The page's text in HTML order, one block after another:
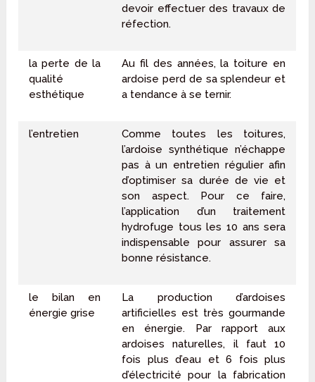
devoir effectuer des travaux de
réfection.
la perte de la
qualité
esthétique
Au fil des années, la toiture en
ardoise perd de sa splendeur et
a tendance à se ternir.
l’entretien
Comme toutes les toitures,
l’ardoise synthétique n’échappe
pas à un entretien régulier afin
d’optimiser sa durée de vie et
son aspect. Pour ce faire,
l’application d’un traitement
hydrofuge tous les 10 ans sera
indispensable pour assurer sa
bonne résistance.
le bilan en
énergie grise
La production d’ardoises
artificielles est très gourmande
en énergie. Par rapport aux
ardoises naturelles, il faut 10
fois plus d’eau et 6 fois plus
d’électricité pour la fabrication